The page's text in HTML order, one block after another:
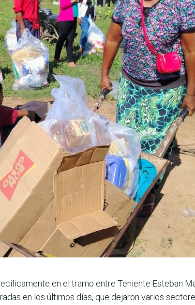
en el tramo entre Teniente Esteban
en los últimos días, que dejaron varios